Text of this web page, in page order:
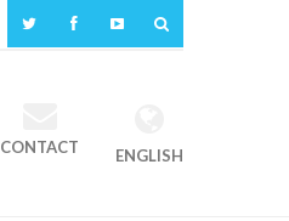
CONTACT ENGLISH